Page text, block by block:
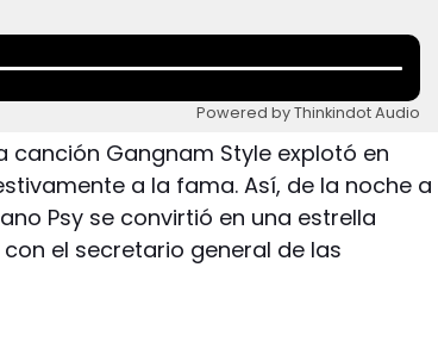
Powered by Thinkindot Audio
canción Gangnam Style explotó en
a la fama. Así, de la noche a
Psy se convirtió en una estrella
el secretario general de las